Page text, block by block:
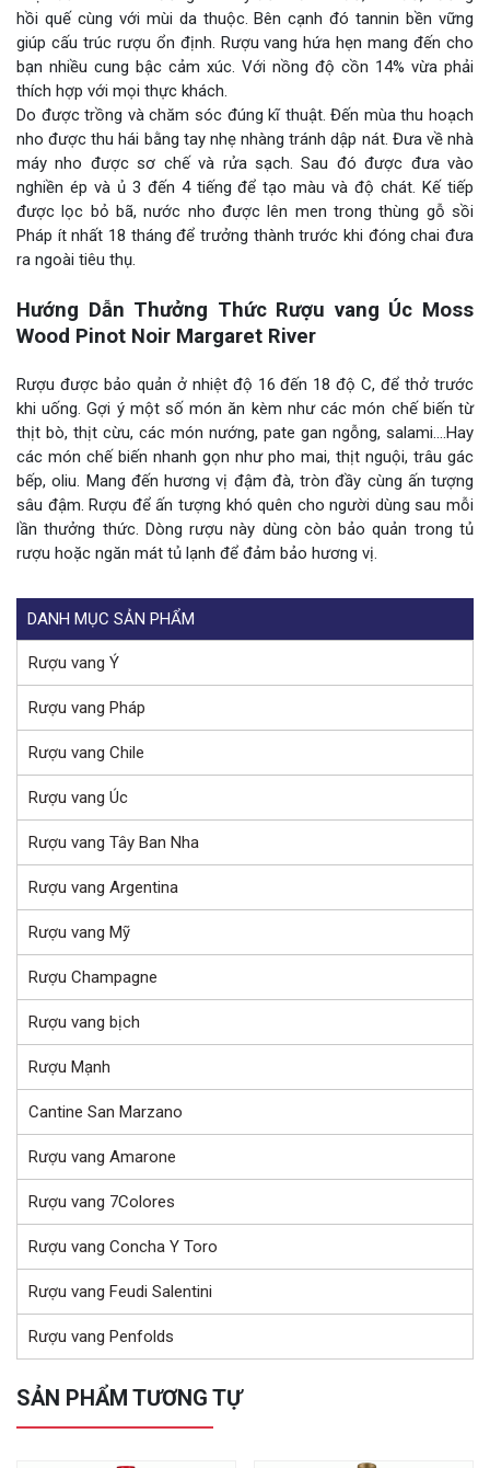
hồi quế cùng với mùi da thuộc. Bên cạnh đó tannin bền vững
giúp cấu trúc rượu ổn định. Rượu vang hứa hẹn mang đến cho
bạn nhiều cung bậc cảm xúc. Với nồng độ cồn 14% vừa phải
thích hợp với mọi thực khách.
Do được trồng và chăm sóc đúng kĩ thuật. Đến mùa thu hoạch
nho được thu hái bằng tay nhẹ nhàng tránh dập nát. Đưa về nhà
máy nho được sơ chế và rửa sạch. Sau đó được đưa vào
nghiền ép và ủ 3 đến 4 tiếng để tạo màu và độ chát. Kế tiếp
được lọc bỏ bã, nước nho được lên men trong thùng gỗ sồi
Pháp ít nhất 18 tháng để trưởng thành trước khi đóng chai đưa
ra ngoài tiêu thụ.
Hướng Dẫn Thưởng Thức Rượu vang Úc Moss
Wood Pinot Noir Margaret River
Rượu được bảo quản ở nhiệt độ 16 đến 18 độ C, để thở trước
khi uống. Gợi ý một số món ăn kèm như các món chế biến từ
thịt bò, thịt cừu, các món nướng, pate gan ngỗng, salami….Hay
các món chế biến nhanh gọn như pho mai, thịt nguội, trâu gác
bếp, oliu. Mang đến hương vị đậm đà, tròn đầy cùng ấn tượng
sâu đậm. Rượu để ấn tượng khó quên cho người dùng sau mỗi
lần thưởng thức. Dòng rượu này dùng còn bảo quản trong tủ
rượu hoặc ngăn mát tủ lạnh để đảm bảo hương vị.
DANH MỤC SẢN PHẨM
Rượu vang Ý
Rượu vang Pháp
Rượu vang Chile
Rượu vang Úc
Rượu vang Tây Ban Nha
Rượu vang Argentina
Rượu vang Mỹ
Rượu Champagne
Rượu vang bịch
Rượu Mạnh
Cantine San Marzano
Rượu vang Amarone
Rượu vang 7Colores
Rượu vang Concha Y Toro
Rượu vang Feudi Salentini
Rượu vang Penfolds
SẢN PHẨM TƯƠNG TỰ